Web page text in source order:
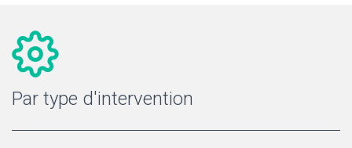
Par type d'intervention